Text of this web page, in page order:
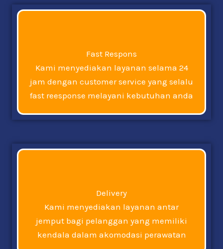
Fast Respons
Kami menyediakan layanan selama 24
jam dengan customer service yang selalu
fast reesponse melayani kebutuhan anda
Delivery
Kami menyediakan layanan antar
jemput bagi pelanggan yang memiliki
kendala dalam akomodasi perawatan